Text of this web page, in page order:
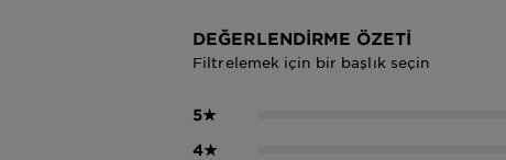
DEĞERLENDIRME ÖZETI
Filtrelemek için bir başlık seçin
5★
4★